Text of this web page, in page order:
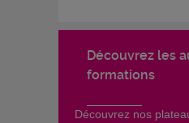
Découvrez les
formations
​Découvrez nos